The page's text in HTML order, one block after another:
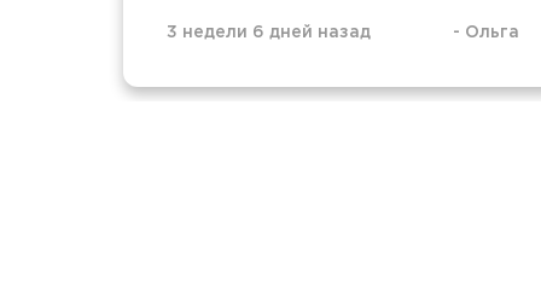
3 недели 6 дней назад - Ольга